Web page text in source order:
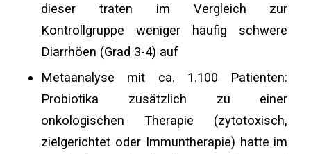
dieser traten im Vergleich zur
Kontrollgruppe weniger häufig schwere
Diarrhöen (Grad 3-4) auf
Metaanalyse mit ca. 1.100 Patienten:
Probiotika zusätzlich zu einer
onkologischen Therapie (zytotoxisch,
zielgerichtet oder Immuntherapie) hatte im